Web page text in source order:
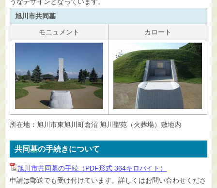
旭川市共同墓
モニュメント カロート
所在地：旭川市東旭川町倉沼 旭川聖苑（火葬場）敷地内
共同墓の手続きについて
旭川市共同墓の手続（PDF形式 364キロバイト）
申請は郵送でも受け付けています。詳しくはお問い合わせくださ